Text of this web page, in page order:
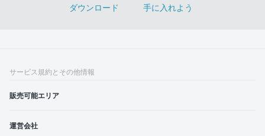
サービス規約とその他情報
販売可能エリア
運営会社